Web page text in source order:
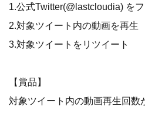
1.公式Twitter(@lastcloudia) を
2.対象ツイート内の動画を再生
3.対象ツイートをリツイート
【賞品】
対象ツイート内の動画再生回数